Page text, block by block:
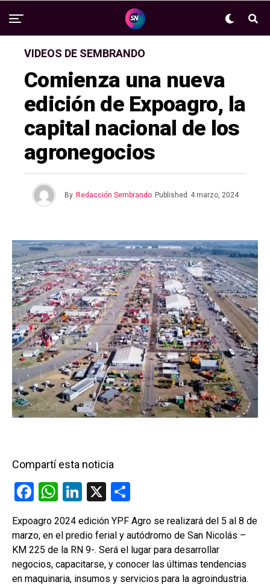
VIDEOS DE SEMBRANDO
Comienza una nueva
edición de Expoagro, la
capital nacional de los
agronegocios
By Redacción Sembrando Published 4 marzo, 2024
Compartí esta noticia
F
ce
b
o
W
h
at
s
A
Li
n
ke
dI
n
X
o
m
p
ar
Expoagro 2024 edición YPF Agro se realizará del 5 al 8 de
marzo, en el predio ferial y autódromo de San Nicolás –
KM 225 de la RN 9-. Será el lugar para desarrollar
negocios, capacitarse, y conocer las últimas tendencias
en maquinaria, insumos y servicios para la agroindustria.